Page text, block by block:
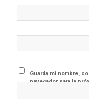
Guarda mi nombre,
navegador para la